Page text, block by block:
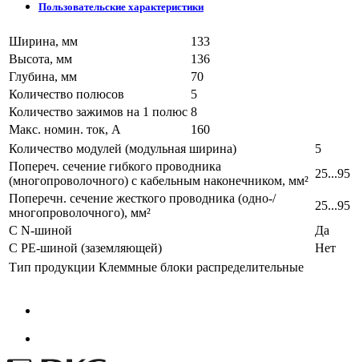
Пользовательские характеристики
Ширина, мм
133
Высота, мм
136
Глубина, мм
70
Количество полюсов
5
Количество зажимов на 1 полюс 8
Макс. номин. ток, А
160
Количество модулей (модульная ширина)
5
Попереч. сечение гибкого проводника
(многопроволочного) с кабельным наконечником, мм²
25...95
Поперечн. сечение жесткого проводника (одно-/
многопроволочного), мм²
25...95
С N-шиной
Да
С PE-шиной (заземляющей)
Нет
Тип продукции Клеммные блоки распределительные